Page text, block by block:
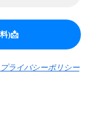
プライバシーポリシー